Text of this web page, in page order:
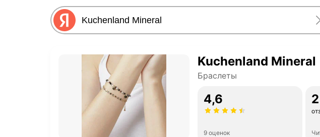
Kuchenland Mineral
Браслеты
4,6
9 оценок
2